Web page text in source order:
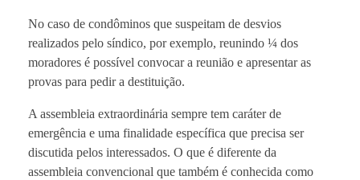
No caso de condôminos que suspeitam de desvios
realizados pelo síndico, por exemplo, reunindo ¼ dos
moradores é possível convocar a reunião e apresentar as
provas para pedir a destituição.
A assembleia extraordinária sempre tem caráter de
emergência e uma finalidade específica que precisa ser
discutida pelos interessados. O que é diferente da
assembleia convencional que também é conhecida como